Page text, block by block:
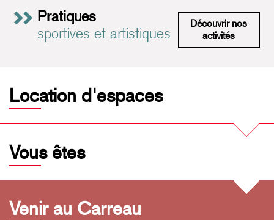
Pratiques
sportives et artistiques
Découvrir nos
activités
Location d'espaces
Vous êtes
Venir au Carreau